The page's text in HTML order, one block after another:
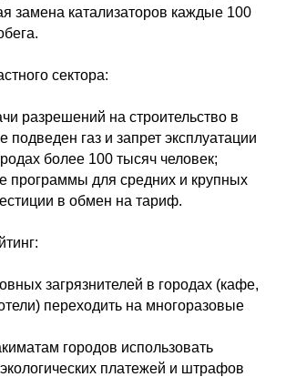
замена катализаторов каждые 100
сектора:
разрешений на строительство в
подведен газ и запрет эксплуатации
более 100 тысяч человек;
программы для средних и крупных
в обмен на тариф.
загрязнителей в городах (кафе,
переходить на многоразовые
городов использовать
платежей и штрафов